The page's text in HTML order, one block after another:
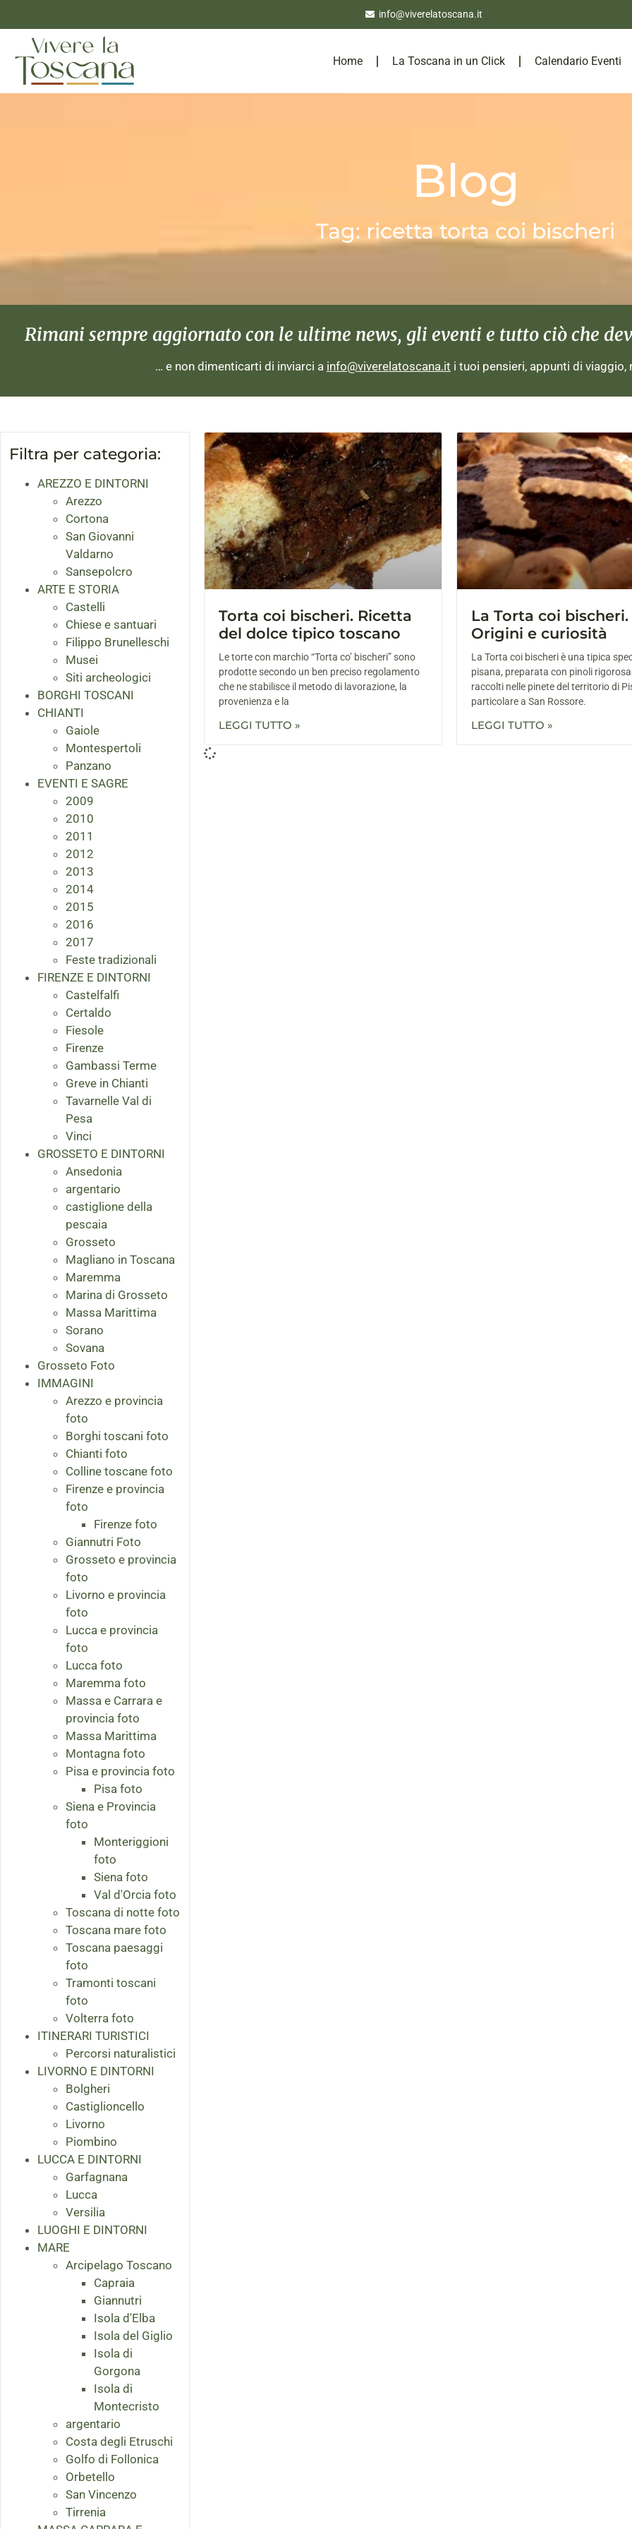
info@viverelatoscana.it
Home La Toscana in un Click Calendario Eventi
Blog
Tag: ricetta torta coi bischeri
Rimani sempre aggiornato con le ultime news, gli eventi e tutto ciò che
… e non dimenticarti di inviarci a info@viverelatoscana.it i tuoi pensieri, appunti di
Filtra per categoria:
AREZZO E DINTORNI
Arezzo
Cortona
San Giovanni
Valdarno
Sansepolcro
ARTE E STORIA
Castelli
Chiese e santuari
Filippo Brunelleschi
Musei
Siti archeologici
BORGHI TOSCANI
CHIANTI
Gaiole
Montespertoli
Panzano
EVENTI E SAGRE
2009
2010
2011
2012
2013
2014
2015
2016
2017
Feste tradizionali
FIRENZE E DINTORNI
Castelfalfi
Certaldo
Fiesole
Firenze
Gambassi Terme
Greve in Chianti
Tavarnelle Val di
Pesa
Vinci
GROSSETO E DINTORNI
Ansedonia
argentario
castiglione della
pescaia
Grosseto
Magliano in Toscana
Maremma
Marina di Grosseto
Massa Marittima
Sorano
Sovana
Grosseto Foto
IMMAGINI
Arezzo e provincia
foto
Borghi toscani foto
Chianti foto
Colline toscane foto
Firenze e provincia
foto
Firenze foto
Giannutri Foto
Grosseto e provincia
foto
Livorno e provincia
foto
Lucca e provincia
foto
Lucca foto
Maremma foto
Massa e Carrara e
provincia foto
Massa Marittima
Montagna foto
Pisa e provincia foto
Pisa foto
Siena e Provincia
foto
Monteriggioni
foto
Siena foto
Val d'Orcia foto
Toscana di notte foto
Toscana mare foto
Toscana paesaggi
foto
Tramonti toscani
foto
Volterra foto
ITINERARI TURISTICI
Percorsi naturalistici
LIVORNO E DINTORNI
Bolgheri
Castiglioncello
Livorno
Piombino
LUCCA E DINTORNI
Garfagnana
Lucca
Versilia
LUOGHI E DINTORNI
MARE
Arcipelago Toscano
Capraia
Giannutri
Isola d'Elba
Isola del Giglio
Isola di
Gorgona
Isola di
Montecristo
argentario
Costa degli Etruschi
Golfo di Follonica
Orbetello
San Vincenzo
Tirrenia
Torta coi bischeri. Ricetta
del dolce tipico toscano
Le torte con marchio “Torta co’ bischeri” sono
prodotte secondo un ben preciso regolamento
che ne stabilisce il metodo di lavorazione, la
provenienza e la
LEGGI TUTTO »
La Torta coi bischeri.
Origini e curiosità
La Torta coi bischeri è una tipica
pisana, preparata con pinoli
raccolti nelle pinete del territorio di
particolare a San Rossore.
LEGGI TUTTO »